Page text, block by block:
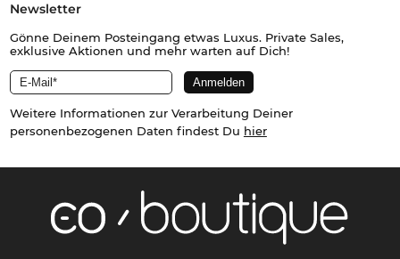
Newsletter
Gönne Deinem Posteingang etwas Luxus. Private Sales,
exklusive Aktionen und mehr warten auf Dich!
Weitere Informationen zur Verarbeitung Deiner
personenbezogenen Daten findest Du hier